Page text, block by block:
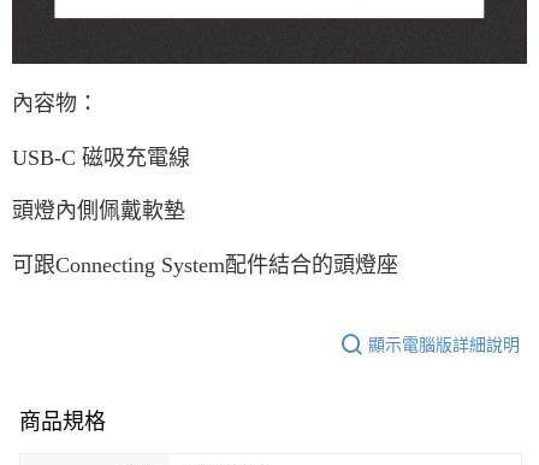
內容物：
USB-C 磁吸充電線
頭燈內側佩戴軟墊
可跟Connecting System配件結合的頭燈座
顯示電腦版詳細說明
商品規格